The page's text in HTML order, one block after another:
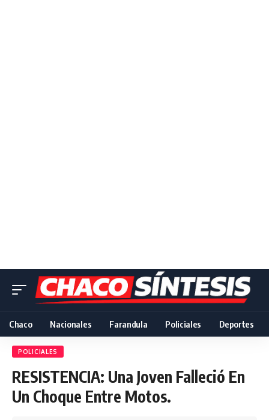
Chaco Nacionales Farandula Policiales Deportes
POLICIALES
RESISTENCIA: Una Joven Falleció En
Un Choque Entre Motos.